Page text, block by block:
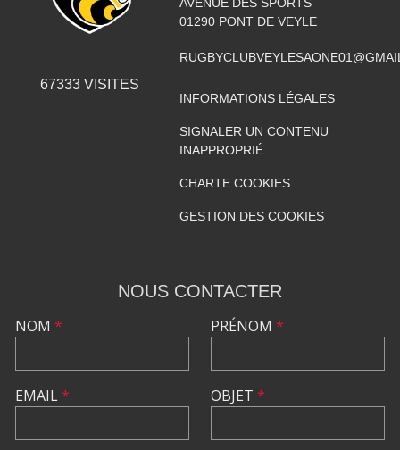
67333VISITES
01290 PONT DE VEYLE
INFORMATIONS LÉGALES
SIGNALER UN CONTENU
INAPPROPRIÉ
CHARTE COOKIES
GESTION DES COOKIES
NOUS CONTACTER
NOM *
EMAIL*
PRÉNOM *
OBJET *